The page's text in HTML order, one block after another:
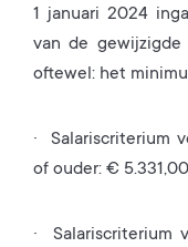
1 januari 2024
van de gewijzigde
oftewel: het
· Salariscriterium
of ouder: €
· Salariscriterium